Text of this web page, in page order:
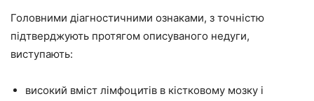
Головними діагностичними ознаками, з точністю
підтверджують протягом описуваного недуги,
виступають:
високий вміст лімфоцитів в кістковому мозку і